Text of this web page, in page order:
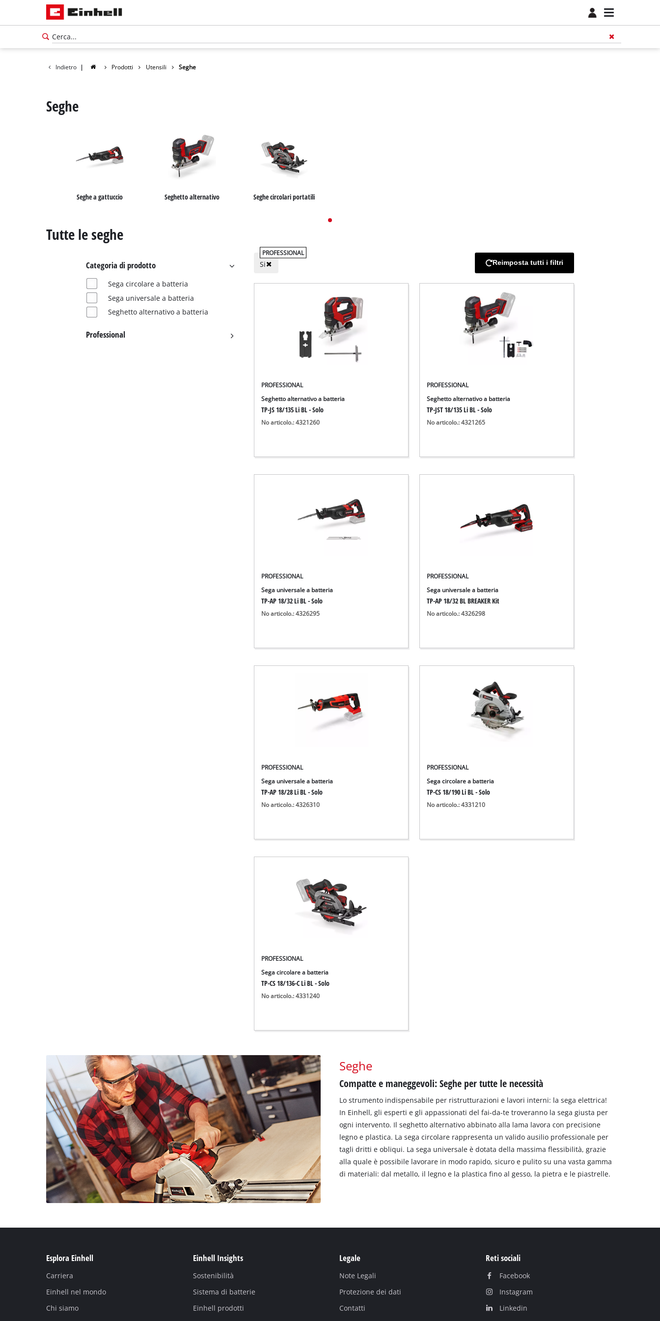
Indietro | Prodotti Utensili Seghe
Seghe
Seghe a gattuccio Seghetto alternativo Seghe circolari portatili
Tutte le seghe
Categoria di prodotto
Sega circolare a batteria
Sega universale a batteria
Seghetto alternativo a batteria
Professional
PROFESSIONAL
Si Reimposta tutti i filtri
PROFESSIONAL
Seghetto alternativo a batteria
TP-JS 18/135 Li BL - Solo
No articolo.: 4321260
PROFESSIONAL
Seghetto alternativo a batteria
TP-JST 18/135 Li BL - Solo
No articolo.: 4321265
PROFESSIONAL
Sega universale a batteria
TP-AP 18/32 Li BL - Solo
No articolo.: 4326295
PROFESSIONAL
Sega universale a batteria
TP-AP 18/32 BL BREAKER Kit
No articolo.: 4326298
PROFESSIONAL
Sega universale a batteria
TP-AP 18/28 Li BL - Solo
No articolo.: 4326310
PROFESSIONAL
Sega circolare a batteria
TP-CS 18/190 Li BL - Solo
No articolo.: 4331210
PROFESSIONAL
Sega circolare a batteria
TP-CS 18/136-C Li BL - Solo
No articolo.: 4331240
Seghe
Compatte e maneggevoli: Seghe per tutte le necessità
Lo strumento indispensabile per ristrutturazioni e lavori interni: la sega elettrica!
In Einhell, gli esperti e gli appassionati del fai-da-te troveranno la sega giusta per
ogni intervento. Il seghetto alternativo abbinato alla lama lavora con precisione
legno e plastica. La sega circolare rappresenta un valido ausilio professionale per
tagli dritti e obliqui. La sega universale è dotata della massima flessibilità, grazie
alla quale è possibile lavorare in modo rapido, sicuro e pulito su una vasta gamma
di materiali: dal metallo, il legno e la plastica fino al gesso, la pietra e le piastrelle.
Esplora Einhell
Carriera
Einhell nel mondo
Chi siamo
Einhell Insights
Sostenibilità
Sistema di batterie
Einhell prodotti
Legale
Note Legali
Protezione dei dati
Contatti
Reti sociali
Facebook
Instagram
Linkedin